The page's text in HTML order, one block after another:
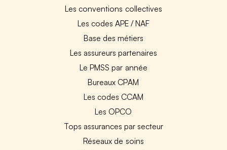
Les conventions collectives
Les codes APE / NAF
Base des métiers
Les assureurs partenaires
Le PMSS par année
Bureaux CPAM
Les codes CCAM
Les OPCO
Tops assurances par secteur
Réseaux de soins